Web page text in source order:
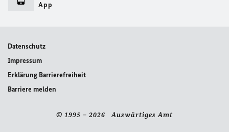
App
Datenschutz
Impressum
Erklärung Barrierefreiheit
Barriere melden
© 1995 – 2026 Auswärtiges Amt